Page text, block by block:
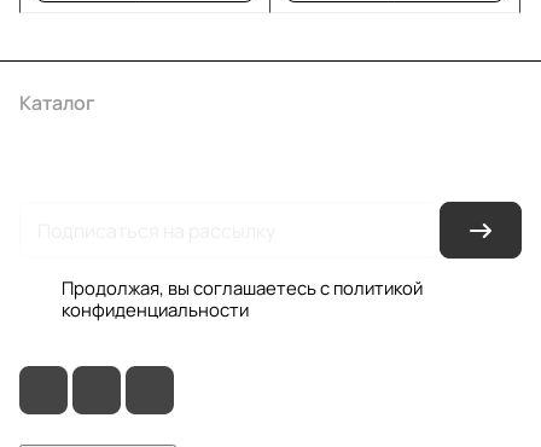
Каталог
Продолжая, вы соглашаетесь с политикой
конфиденциальности